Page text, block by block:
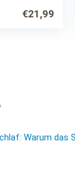
€21,99
Warum